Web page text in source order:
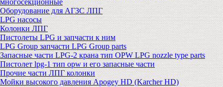
многосекционные
Оборудование для АГЗС ЛПГ
LPG насосы
Колонки ЛПГ
Пистолеты LPG и запчасти к ним
LPG Group запчасти LPG Group parts
Запасные части LPG-2 крана тип OPW LPG nozzle type parts
Пистолет lpg-1 тип opw и его запасные части
Прочие части ЛПГ колонки
Мойки высокого давления Apogey HD (Karcher HD)